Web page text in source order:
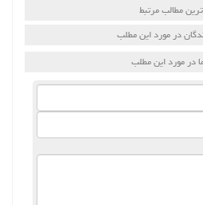
مطالب مرتبط
در مورد این مطلب
در مورد این مطلب